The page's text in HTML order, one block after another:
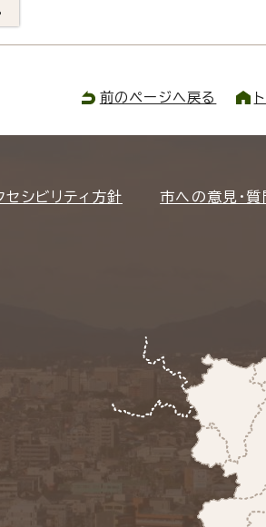
前のページへ戻る
セシビリティ方針 市への意見・質